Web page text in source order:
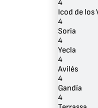
4
Icod de los
4
Soria
4
Yecla
4
Avilés
4
Gandía
4